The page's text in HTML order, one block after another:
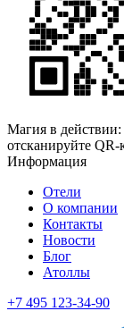
Магия в
отсканируйте QR-
Информация
Отели
О компании
Контакты
Новости
Блог
Атоллы
+7 495 123-34-90